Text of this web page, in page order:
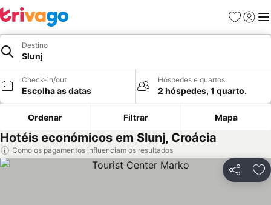
Favoritos
Iniciar
Destino
Slunj
Check-in/out
Escolha as datas
Hóspedes e quartos
2 hóspedes, 1 quarto.
Ordenar Filtrar Mapa
Hotéis económicos em Slunj, Croácia
Como os pagamentos influenciam os resultados
Partilhar